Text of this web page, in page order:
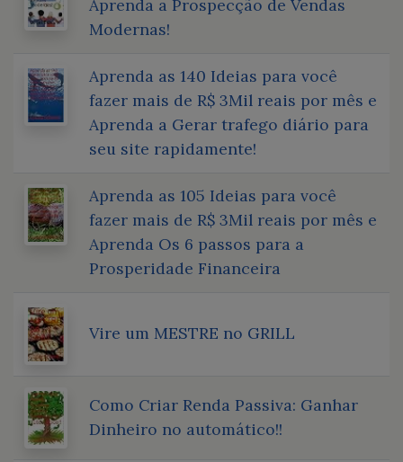
Aprenda a Prospecção de Vendas
Modernas!
Aprenda as 140 Ideias para você
fazer mais de R$ 3Mil reais por mês e
Aprenda a Gerar trafego diário para
seu site rapidamente!
Aprenda as 105 Ideias para você
fazer mais de R$ 3Mil reais por mês e
Aprenda Os 6 passos para a
Prosperidade Financeira
Vire um MESTRE no GRILL
Como Criar Renda Passiva: Ganhar
Dinheiro no automático!!